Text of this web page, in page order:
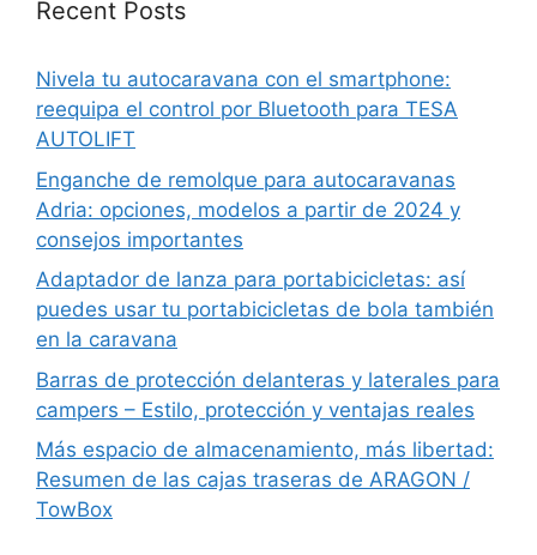
Recent Posts
Nivela tu autocaravana con el smartphone:
reequipa el control por Bluetooth para TESA
AUTOLIFT
Enganche de remolque para autocaravanas
Adria: opciones, modelos a partir de 2024 y
consejos importantes
Adaptador de lanza para portabicicletas: así
puedes usar tu portabicicletas de bola también
en la caravana
Barras de protección delanteras y laterales para
campers – Estilo, protección y ventajas reales
Más espacio de almacenamiento, más libertad:
Resumen de las cajas traseras de ARAGON /
TowBox